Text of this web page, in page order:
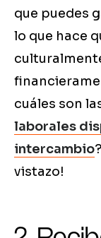
que puedes
lo que hace
cuáles son
laborales
intercambio
vistazo!